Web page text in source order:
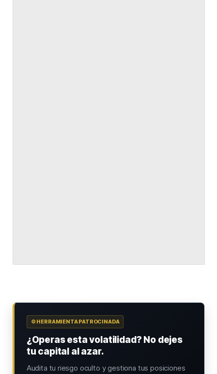
⚙️ HERRAMIENTA PATROCINADA
¿Operas esta volatilidad? No dejes
tu capital al azar.
Audita tu riesgo oculto y gestiona tus posiciones